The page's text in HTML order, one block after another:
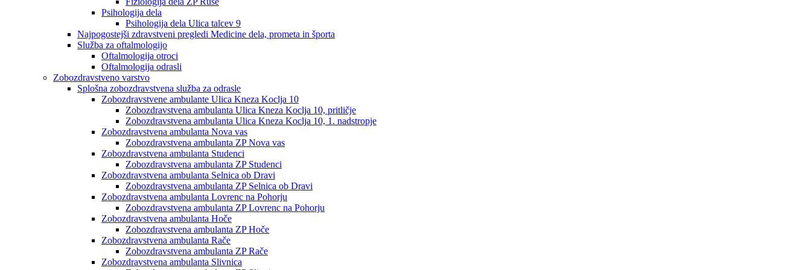
Psihologija dela
Psihologija dela Ulica talcev 9
Najpogostejši zdravstveni pregledi Medicine dela, prometa in športa
Služba za oftalmologijo
Oftalmologija otroci
Oftalmologija odrasli
Zobozdravstveno varstvo
Splošna zobozdravstvena služba za odrasle
Zobozdravstvene ambulante Ulica Kneza Koclja 10
Zobozdravstvena ambulanta Ulica Kneza Koclja 10, pritličje
Zobozdravstvena ambulanta Ulica Kneza Koclja 10, 1. nadstropje
Zobozdravstvena ambulanta Nova vas
Zobozdravstvena ambulanta ZP Nova vas
Zobozdravstvena ambulanta Studenci
Zobozdravstvena ambulanta ZP Studenci
Zobozdravstvena ambulanta Selnica ob Dravi
Zobozdravstvena ambulanta ZP Selnica ob Dravi
Zobozdravstvena ambulanta Lovrenc na Pohorju
Zobozdravstvena ambulanta ZP Lovrenc na Pohorju
Zobozdravstvena ambulanta Hoče
Zobozdravstvena ambulanta ZP Hoče
Zobozdravstvena ambulanta Rače
Zobozdravstvena ambulanta ZP Rače
Zobozdravstvena ambulanta Slivnica